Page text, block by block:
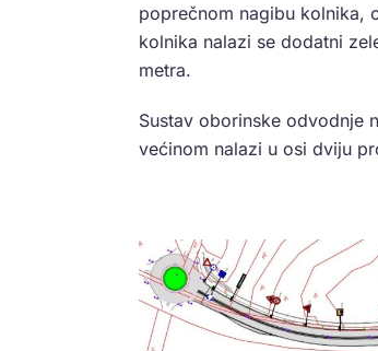
poprečnom nagibu kolnika,
kolnika nalazi se dodatni
metra.
Sustav oborinske odvodnje
većinom nalazi u osi dviju